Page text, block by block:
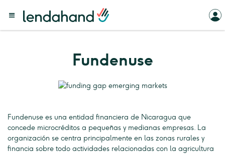
Fundenuse
Fundenuse es una entidad financiera de Nicaragua que
concede microcréditos a pequeñas y medianas empresas. La
organización se centra principalmente en las zonas rurales y
financia sobre todo actividades relacionadas con la agricultura